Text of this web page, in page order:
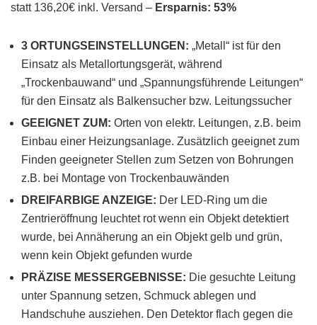
statt 136,20€ inkl. Versand – Ersparnis: 53%
3 ORTUNGSEINSTELLUNGEN: „Metall“ ist für den
Einsatz als Metallortungsgerät, während
„Trockenbauwand“ und „Spannungsführende Leitungen“
für den Einsatz als Balkensucher bzw. Leitungssucher
GEEIGNET ZUM: Orten von elektr. Leitungen, z.B. beim
Einbau einer Heizungsanlage. Zusätzlich geeignet zum
Finden geeigneter Stellen zum Setzen von Bohrungen
z.B. bei Montage von Trockenbauwänden
DREIFARBIGE ANZEIGE: Der LED-Ring um die
Zentrieröffnung leuchtet rot wenn ein Objekt detektiert
wurde, bei Annäherung an ein Objekt gelb und grün,
wenn kein Objekt gefunden wurde
PRÄZISE MESSERGEBNISSE: Die gesuchte Leitung
unter Spannung setzen, Schmuck ablegen und
Handschuhe ausziehen. Den Detektor flach gegen die